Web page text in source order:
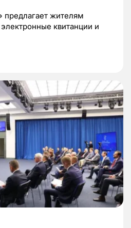
предлагает жителям
квитанции и